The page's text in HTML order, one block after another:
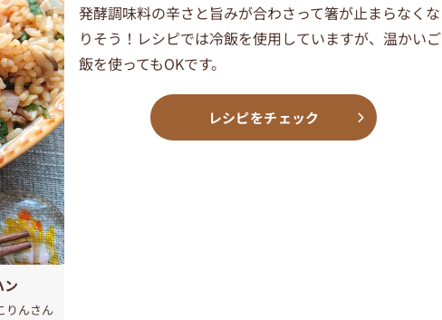
ン
りんさん
発酵調味料の辛さと旨みが合わさって箸が止まらなくな
りそう！レシピでは冷飯を使用していますが、温かいご
飯を使ってもOKです。
レシピをチェック